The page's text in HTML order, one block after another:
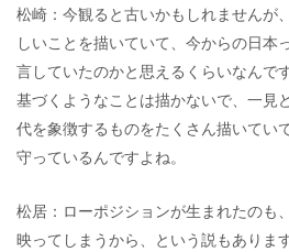
松崎：今観ると古いかもしれませんが
しいことを描いていて、今からの日本
言していたのかと思えるくらいなんで
基づくようなことは描かないで、一見
代を象徴するものをたくさん描いてい
守っているんですよね。
松居：ローポジションが生まれたのも
映ってしまうから、という説もありま